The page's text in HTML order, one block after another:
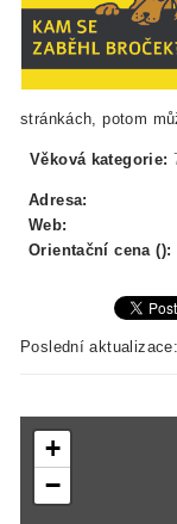
stránkách, potom
Věková kategorie:
Adresa:
Web:
Orientační cena ():
Poslední
+
−